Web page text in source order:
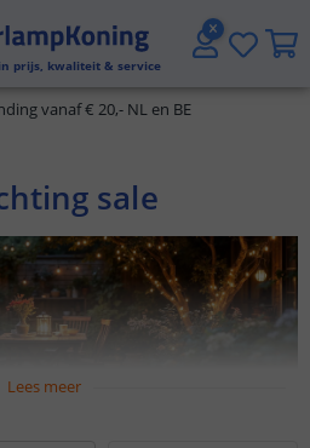
prijs, kwaliteit & service
vanaf € 20,- NL en BE
9.1
sale
Lees meer